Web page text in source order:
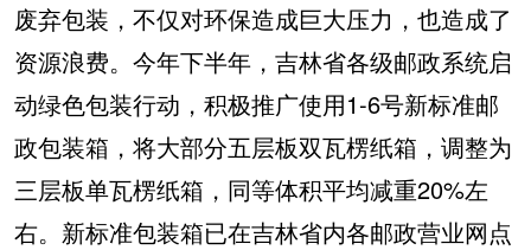
废弃包装，不仅对环保造成巨大压力，也造成了
资源浪费。今年下半年，吉林省各级邮政系统启
动绿色包装行动，积极推广使用1-6号新标准邮
政包装箱，将大部分五层板双瓦楞纸箱，调整为
三层板单瓦楞纸箱，同等体积平均减重20%左
右。新标准包装箱已在吉林省内各邮政营业网点